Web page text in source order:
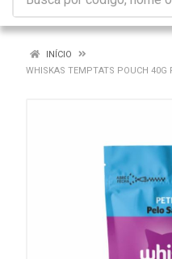
INÍCIO
WHISKAS TEMPTATS POUCH 40G